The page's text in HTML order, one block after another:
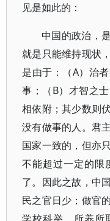
见是如此的：
中国的政治，
就是只能维持现状
是由于：（A）治
事；（B）才智之
相依附；其少数则
没有做事的人。君
国家一致的，但亦
不能超过一定的限
了。因此之故，中
民之官日少；做官